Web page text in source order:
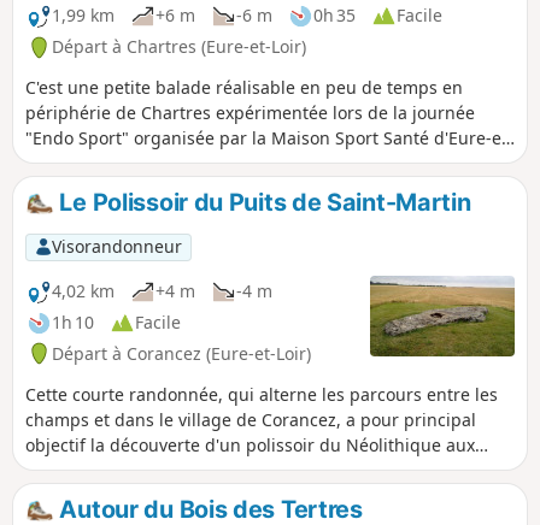
1,99 km
+6 m -6 m 0h 35
Facile
Départ à Chartres (Eure-et-Loir)
C'est une petite balade réalisable en peu de temps en
périphérie de Chartres expérimentée lors de la journée
"Endo Sport" organisée par la Maison Sport Santé d'Eure-et-
Loir. Le trajet est plat et sécurisé.
Le Polissoir du Puits de Saint-Martin
Visorandonneur
4,02 km
+4 m
-4 m
1h 10
Facile
Départ à Corancez (Eure-et-Loir)
Cette courte randonnée, qui alterne les parcours entre les
champs et dans le village de Corancez, a pour principal
objectif la découverte d'un polissoir du Néolithique aux
dimensions particulièrement importantes.
Autour du Bois des Tertres